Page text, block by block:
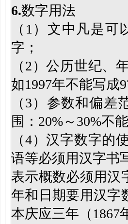
6.数字用法
（1）文中凡是
字；
（2）公历世纪、
如1997年不能写成
（3）参数和偏
围：20%～30%不
（4）汉字数字的
语等必须用汉字书
表示概数必须用汉
年和日期要用汉字
本庆应三年（1867